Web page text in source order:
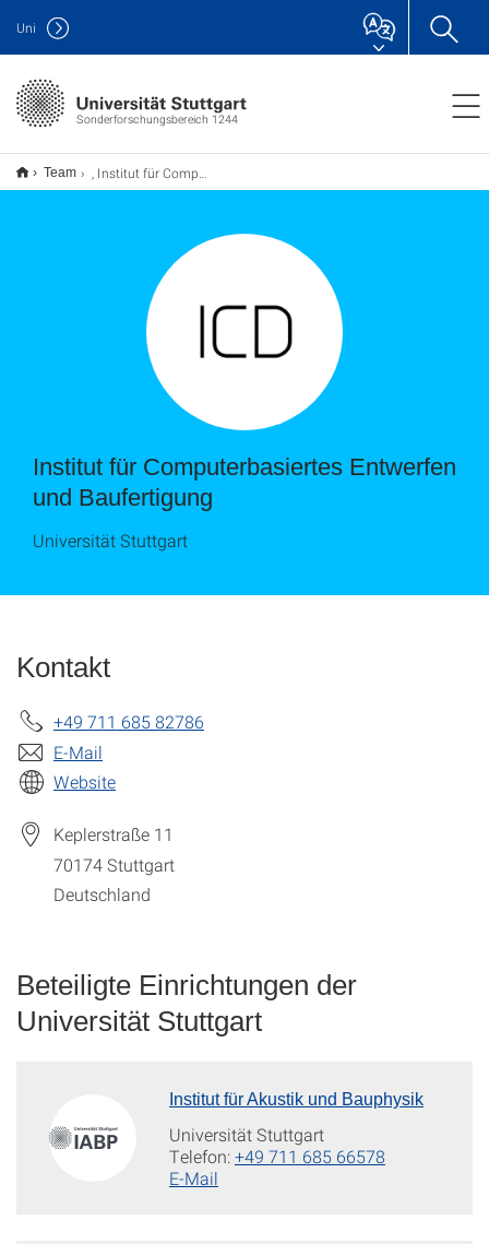
Sonderforschungsbereich 1244
Uni
Team , Institut für Computerbasiertes Entwerfen und Baufertigung
Institut für Computerbasiertes Entwerfen
und Baufertigung
Universität Stuttgart
Kontakt
+49 711 685 82786
E-Mail
Website
Keplerstraße 11
70174Stuttgart
Deutschland
Beteiligte Einrichtungen der
Universität Stuttgart
Institut für Akustik und Bauphysik
Universität Stuttgart
Telefon:+49 711 685 66578
E-Mail